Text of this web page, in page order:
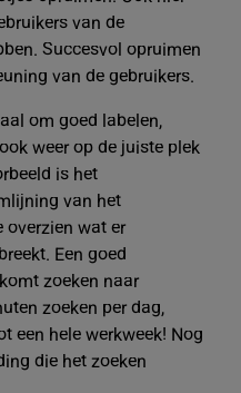
van de
Succesvol opruimen
van de gebruikers.
om goed labelen,
weer op de juiste plek
is het
van het
overzien wat er
Een goed
zoeken naar
zoeken per dag,
een hele werkweek! Nog
die het zoeken